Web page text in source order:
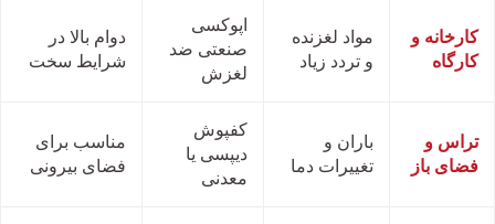
کارخانه و
کارگاه
مواد لغزنده
و تردد زیاد
اپوکسی
صنعتی ضد
لغزش
دوام بالا در
شرایط سخت
تراس و
فضای باز
باران و
تغییرات دما
کفپوش
دیپسی یا
معدنی
مناسب برای
فضای بیرونی